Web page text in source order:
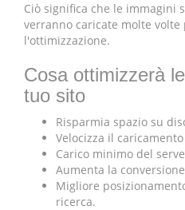
Ciò significa che le immagini
verranno caricate molte
l'ottimizzazione.
Cosa ottimizzerà
tuo sito
Risparmia spazio su
Velocizza il
Carico minimo del
Aumenta la
Migliore
ricerca.